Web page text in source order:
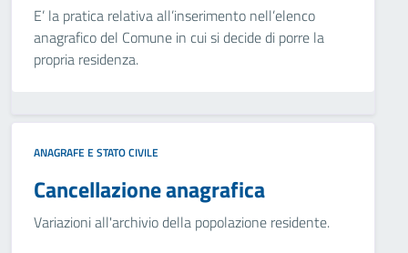
E’ la pratica relativa all’inserimento nell’elenco
anagrafico del Comune in cui si decide di porre la
propria residenza.
ANAGRAFE E STATO CIVILE
Cancellazione anagrafica
Variazioni all'archivio della popolazione residente.